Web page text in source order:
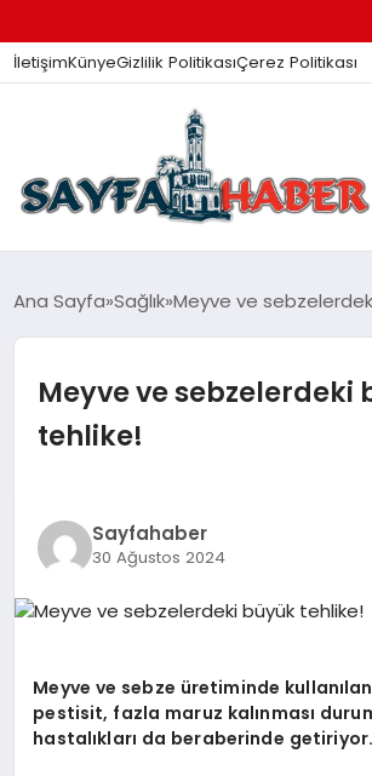
İletişimKünyeGizlilik PolitikasıÇerez Politikası
ANA SAYFA
GÜNDEM
EĞITIM
SAĞLIK
Ana Sayfa Sağlık Meyve ve
Meyve ve sebzelerdeki
tehlike!
Sayfahaber
30 Ağustos 2024
Meyve ve sebze üretiminde
pestisit, fazla maruz kalınması
hastalıkları da beraberinde